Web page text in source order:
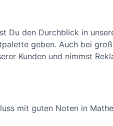
Du den Durchblick in
geben. Auch bei
Kunden und nimmst
mit guten Noten in